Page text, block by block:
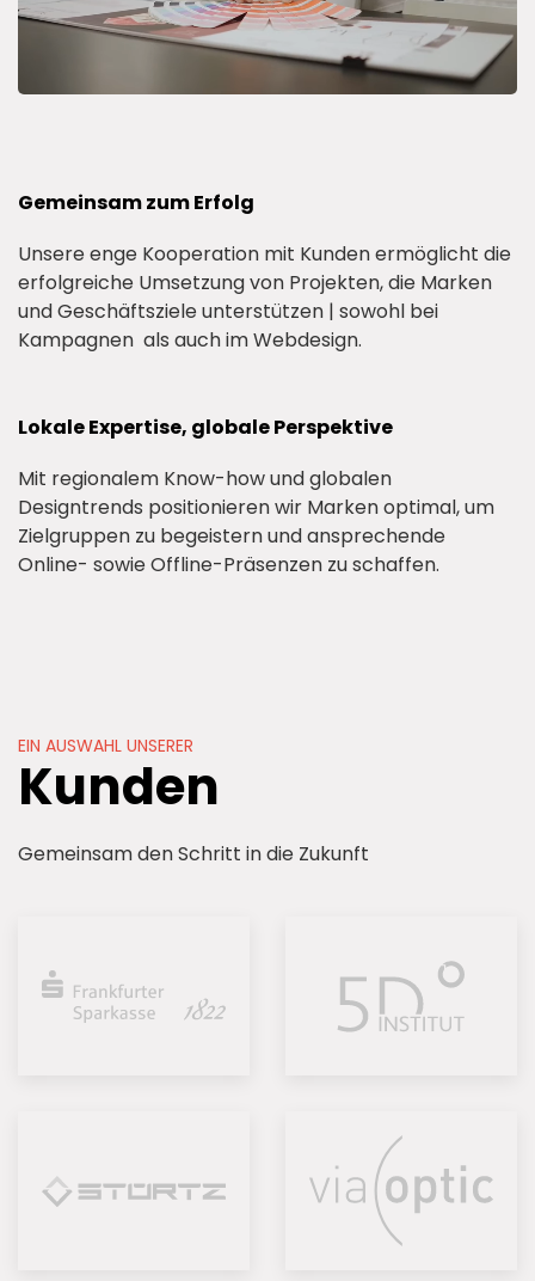
Gemeinsam zum Erfolg
Unsere enge Kooperation mit Kunden ermöglicht die
erfolgreiche Umsetzung von Projekten, die Marken
und Geschäftsziele unterstützen | sowohl bei
Kampagnen als auch im Webdesign.
Lokale Expertise, globale Perspektive
Mit regionalem Know-how und globalen
Designtrends positionieren wir Marken optimal, um
Zielgruppen zu begeistern und ansprechende
Online- sowie Offline-Präsenzen zu schaffen.
EIN AUSWAHL UNSERER
Kunden
Gemeinsam den Schritt in die Zukunft